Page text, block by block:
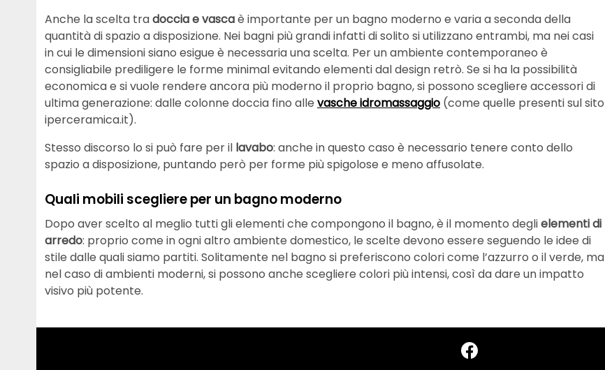
Anche la scelta tradoccia e vascaè importante per un bagno moderno e varia a seconda della
quantità di spazio a disposizione. Nei bagni più grandi infatti di solito si utilizzano entrambi, ma nei casi
in cui le dimensioni siano esigue è necessaria una scelta. Per un ambiente contemporaneo è
consigliabile prediligere le forme minimal evitando elementi dal design retrò. Se si ha la possibilità
economica e si vuole rendere ancora più moderno il proprio bagno, si possono scegliere accessori di
ultima generazione: dalle colonne doccia fino alle vasche idromassaggio (come quelle presenti sul sito
iperceramica.it).
Stesso discorso lo si può fare per il lavabo: anche in questo caso è necessario tenere conto dello
spazio a disposizione, puntando però per forme più spigolose e meno affusolate.
Quali mobili scegliere per un bagno moderno
Dopo aver scelto al meglio tutti gli elementi che compongono il bagno, è il momento deglielementi di
arredo: proprio come in ogni altro ambiente domestico, le scelte devono essere seguendo le idee di
stile dalle quali siamo partiti. Solitamente nel bagno si preferiscono colori come l’azzurro o il verde, ma
nel caso di ambienti moderni, si possono anche scegliere colori più intensi, così da dare un impatto
visivo più potente.